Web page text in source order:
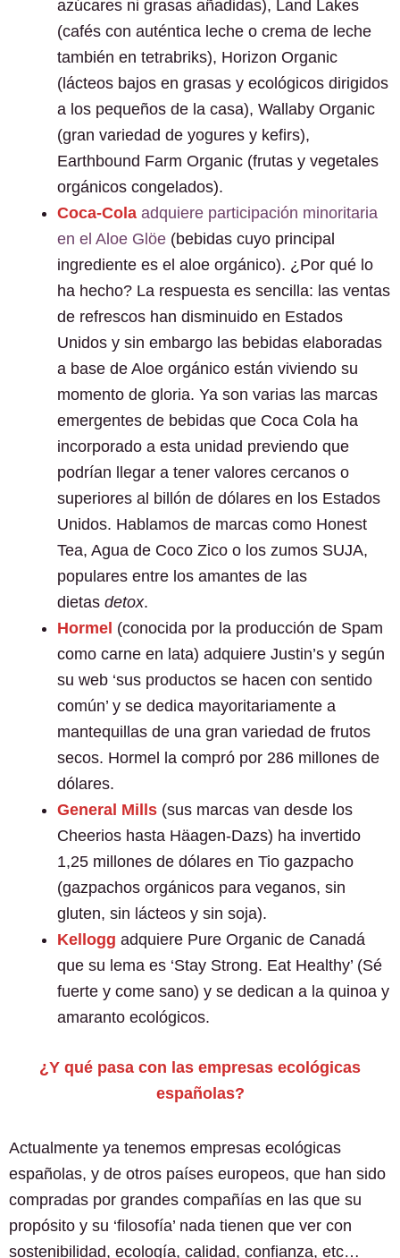
azúcares ni grasas añadidas), Land Lakes
(cafés con auténtica leche o crema de leche
también en tetrabriks), Horizon Organic
(lácteos bajos en grasas y ecológicos dirigidos
a los pequeños de la casa), Wallaby Organic
(gran variedad de yogures y kefirs),
Earthbound Farm Organic (frutas y vegetales
orgánicos congelados).
Coca-Cola adquiere participación minoritaria
en el Aloe Glöe (bebidas cuyo principal
ingrediente es el aloe orgánico). ¿Por qué lo
ha hecho? La respuesta es sencilla: las ventas
de refrescos han disminuido en Estados
Unidos y sin embargo las bebidas elaboradas
a base de Aloe orgánico están viviendo su
momento de gloria. Ya son varias las marcas
emergentes de bebidas que Coca Cola ha
incorporado a esta unidad previendo que
podrían llegar a tener valores cercanos o
superiores al billón de dólares en los Estados
Unidos. Hablamos de marcas como Honest
Tea, Agua de Coco Zico o los zumos SUJA,
populares entre los amantes de las
dietas detox.
Hormel (conocida por la producción de Spam
como carne en lata) adquiere Justin’s y según
su web ‘sus productos se hacen con sentido
común’ y se dedica mayoritariamente a
mantequillas de una gran variedad de frutos
secos. Hormel la compró por 286 millones de
dólares.
General Mills (sus marcas van desde los
Cheerios hasta Häagen-Dazs) ha invertido
1,25 millones de dólares en Tio gazpacho
(gazpachos orgánicos para veganos, sin
gluten, sin lácteos y sin soja).
Kellogg adquiere Pure Organic de Canadá
que su lema es ‘Stay Strong. Eat Healthy’ (Sé
fuerte y come sano) y se dedican a la quinoa y
amaranto ecológicos.
¿Y qué pasa con las empresas ecológicas
españolas?
Actualmente ya tenemos empresas ecológicas
españolas, y de otros países europeos, que han sido
compradas por grandes compañías en las que su
propósito y su ‘filosofía’ nada tienen que ver con
sostenibilidad, ecología, calidad, confianza, etc…